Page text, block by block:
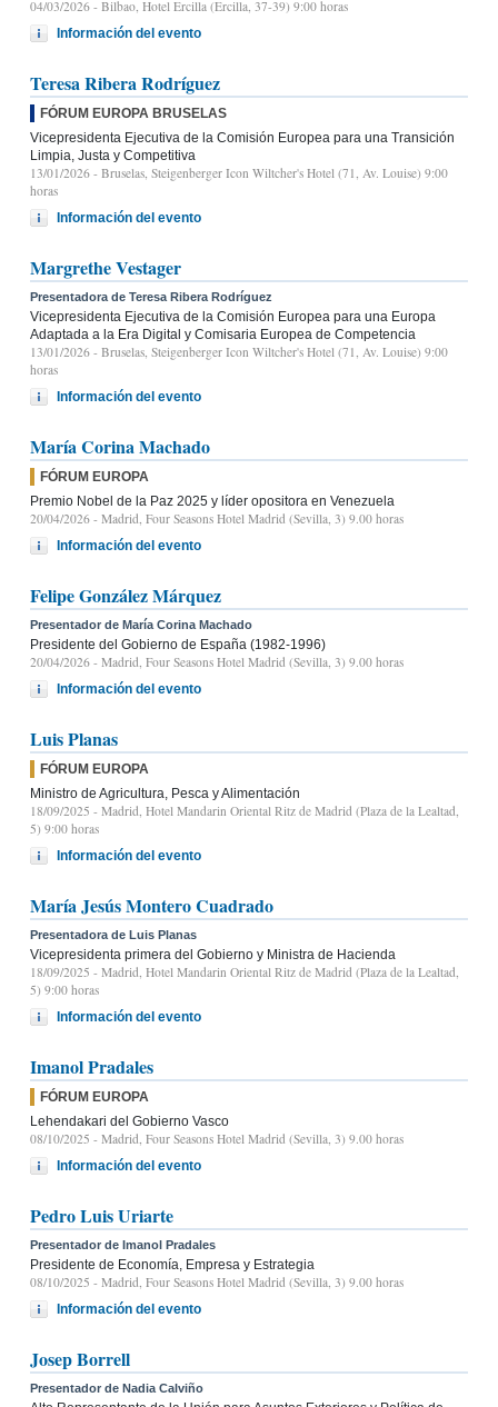
04/03/2026 - Bilbao, Hotel Ercilla (Ercilla, 37-39) 9:00 horas
Información del evento
Teresa Ribera Rodríguez
FÓRUM EUROPA BRUSELAS
Vicepresidenta Ejecutiva de la Comisión Europea para una Transición
Limpia, Justa y Competitiva
13/01/2026 - Bruselas, Steigenberger Icon Wiltcher's Hotel (71, Av. Louise) 9:00
horas
Información del evento
Margrethe Vestager
Presentadora de Teresa Ribera Rodríguez
Vicepresidenta Ejecutiva de la Comisión Europea para una Europa
Adaptada a la Era Digital y Comisaria Europea de Competencia
13/01/2026 - Bruselas, Steigenberger Icon Wiltcher's Hotel (71, Av. Louise) 9:00
horas
Información del evento
María Corina Machado
FÓRUM EUROPA
Premio Nobel de la Paz 2025 y líder opositora en Venezuela
20/04/2026 - Madrid, Four Seasons Hotel Madrid (Sevilla, 3) 9.00 horas
Información del evento
Felipe González Márquez
Presentador de María Corina Machado
Presidente del Gobierno de España (1982-1996)
20/04/2026 - Madrid, Four Seasons Hotel Madrid (Sevilla, 3) 9.00 horas
Información del evento
Luis Planas
FÓRUM EUROPA
Ministro de Agricultura, Pesca y Alimentación
18/09/2025 - Madrid, Hotel Mandarin Oriental Ritz de Madrid (Plaza de la Lealtad,
5) 9:00 horas
Información del evento
María Jesús Montero Cuadrado
Presentadora de Luis Planas
Vicepresidenta primera del Gobierno y Ministra de Hacienda
18/09/2025 - Madrid, Hotel Mandarin Oriental Ritz de Madrid (Plaza de la Lealtad,
5) 9:00 horas
Información del evento
Imanol Pradales
FÓRUM EUROPA
Lehendakari del Gobierno Vasco
08/10/2025 - Madrid, Four Seasons Hotel Madrid (Sevilla, 3) 9.00 horas
Información del evento
Pedro Luis Uriarte
Presentador de Imanol Pradales
Presidente de Economía, Empresa y Estrategia
08/10/2025 - Madrid, Four Seasons Hotel Madrid (Sevilla, 3) 9.00 horas
Información del evento
Josep Borrell
Presentador de Nadia Calviño